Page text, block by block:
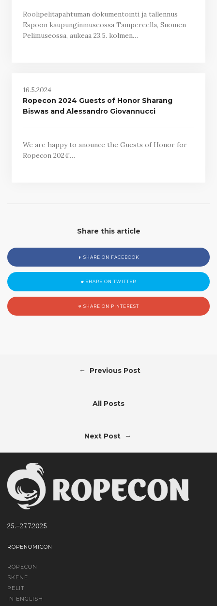
Roolipelitapahtuman dokumentointi ja tallennus
Espoon kaupunginmuseossa Tampereella, Suomen
Pelimuseossa, aukeaa 23.5. kolmen…
16.5.2024
Ropecon 2024 Guests of Honor Sharang
Biswas and Alessandro Giovannucci
We are happy to anounce the Guests of Honor for
Ropecon 2024!…
Share this article
SHARE ON FACEBOOK
SHARE ON TWITTER
SHARE ON PINTEREST
← Previous Post
All Posts
Next Post →
25.–27.7.2025
ROPENOMICON
ROPECON
SKENE
PELIT
IN ENGLISH